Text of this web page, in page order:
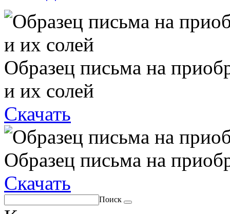
Образец письма на
и их солей
Скачать
Образец письма на
Скачать
Поиск